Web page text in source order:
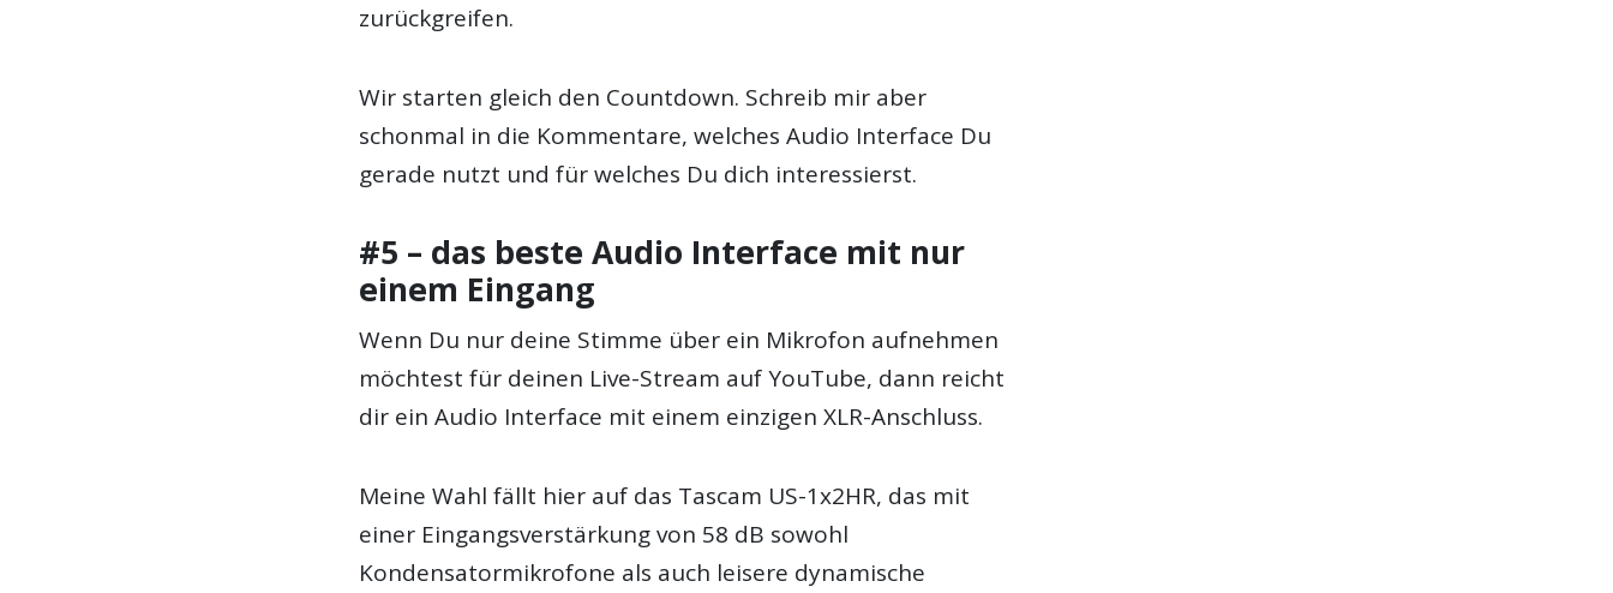
zurückgreifen.
Wir starten gleich den Countdown. Schreib mir aber
schonmal in die Kommentare, welches Audio Interface Du
gerade nutzt und für welches Du dich interessierst.
#5 – das beste Audio Interface mit nur
einem Eingang
Wenn Du nur deine Stimme über ein Mikrofon aufnehmen
möchtest für deinen Live-Stream auf YouTube, dann reicht
dir ein Audio Interface mit einem einzigen XLR-Anschluss.
Meine Wahl fällt hier auf das Tascam US-1x2HR, das mit
einer Eingangsverstärkung von 58 dB sowohl
Kondensatormikrofone als auch leisere dynamische